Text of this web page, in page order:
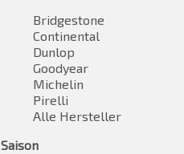
Bridgestone
Continental
Dunlop
Goodyear
Michelin
Pirelli
Alle Hersteller
Saison